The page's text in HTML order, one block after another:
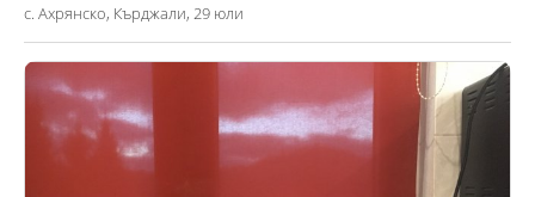
с. Ахрянско, Кърджали, 29 юли